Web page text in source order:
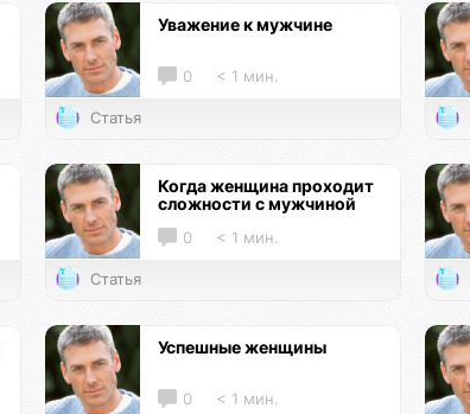
Уважение к мужчине
0 < 1 мин.
Статья
Когда женщина проходит
сложности с мужчиной
0 < 1 мин.
Статья
Успешные женщины
0 < 1 мин.